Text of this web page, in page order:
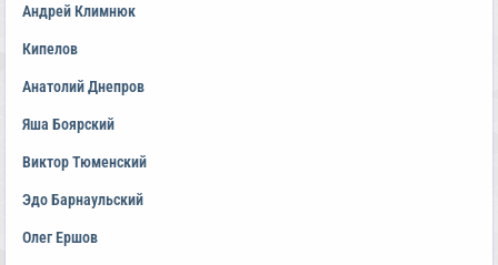
Андрей Климнюк
Кипелов
Анатолий Днепров
Яша Боярский
Виктор Тюменский
Эдо Барнаульский
Олег Ершов